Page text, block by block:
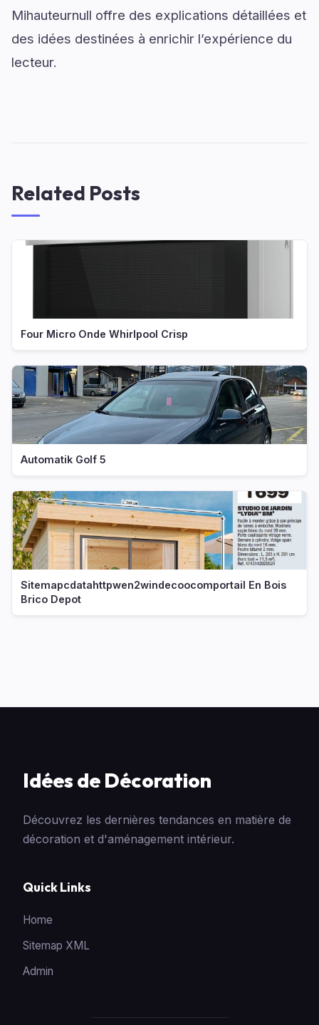
Mihauteurnull offre des explications détaillées et
des idées destinées à enrichir l’expérience du
lecteur.
Related Posts
Four Micro Onde Whirlpool Crisp
Automatik Golf 5
Sitemapcdatahttpwen2windecoocomportail En Bois
Brico Depot
Idées de Décoration
Découvrez les dernières tendances en matière de
décoration et d'aménagement intérieur.
Quick Links
Home
Sitemap XML
Admin